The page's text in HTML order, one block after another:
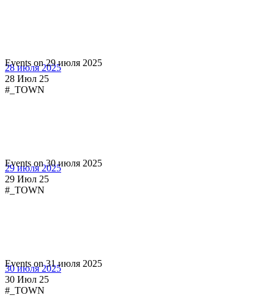
28 июля 2025
28 Июл 25
#_TOWN
Events on 29 июля 2025
29 июля 2025
29 Июл 25
#_TOWN
Events on 30 июля 2025
30 июля 2025
30 Июл 25
#_TOWN
Events on 31 июля 2025